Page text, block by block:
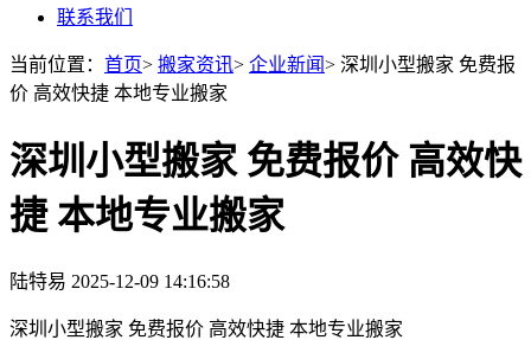
联系我们
当前位置： 首页> 搬家资讯> 企业新闻> 深圳小型搬家 免费报
价 高效快捷 本地专业搬家
深圳小型搬家 免费报价 高效快
捷 本地专业搬家
陆特易 2025-12-09 14:16:58
深圳小型搬家 免费报价 高效快捷 本地专业搬家